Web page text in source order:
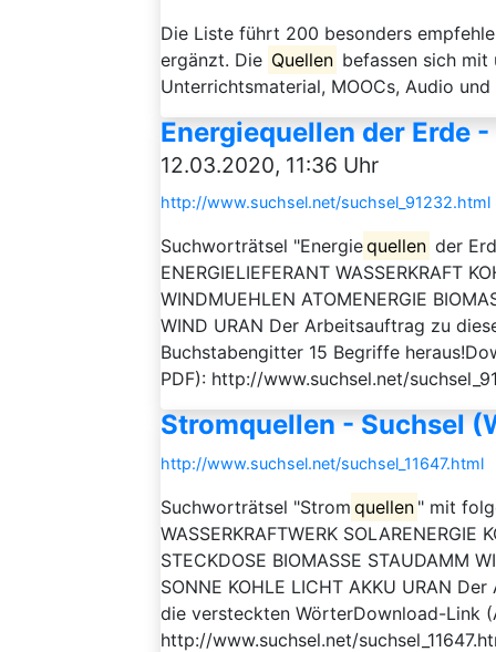
Die Liste führt 200 besonders
ergänzt. Die Quellen befassen sich mit
Unterrichtsmaterial, MOOCs, Audio
Energiequellen der Erde
12.03.2020, 11:36 Uhr
http://www.suchsel.net/suchsel_91232.html
Suchworträtsel "Energiequellen der
ENERGIELIEFERANT WASSERKRAFT
WINDMUEHLEN ATOMENERGIE
WIND URAN Der Arbeitsauftrag zu
Buchstabengitter 15 Begriffe
PDF): http://www.suchsel.net/
Stromquellen - Suchsel
http://www.suchsel.net/suchsel_11647.html
Suchworträtsel "Strom quellen " mit
WASSERKRAFTWERK SOLARENERGIE
STECKDOSE BIOMASSE STAUDAMM
SONNE KOHLE LICHT AKKU URAN
die versteckten WörterDownload-Link
http://www.suchsel.net/